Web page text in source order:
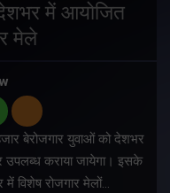
में आयोजित
मेले
बेरोजगार युवाओं को देशभर
उपलब्ध कराया जायेगा। इसके
में विशेष रोजगार मेलों…